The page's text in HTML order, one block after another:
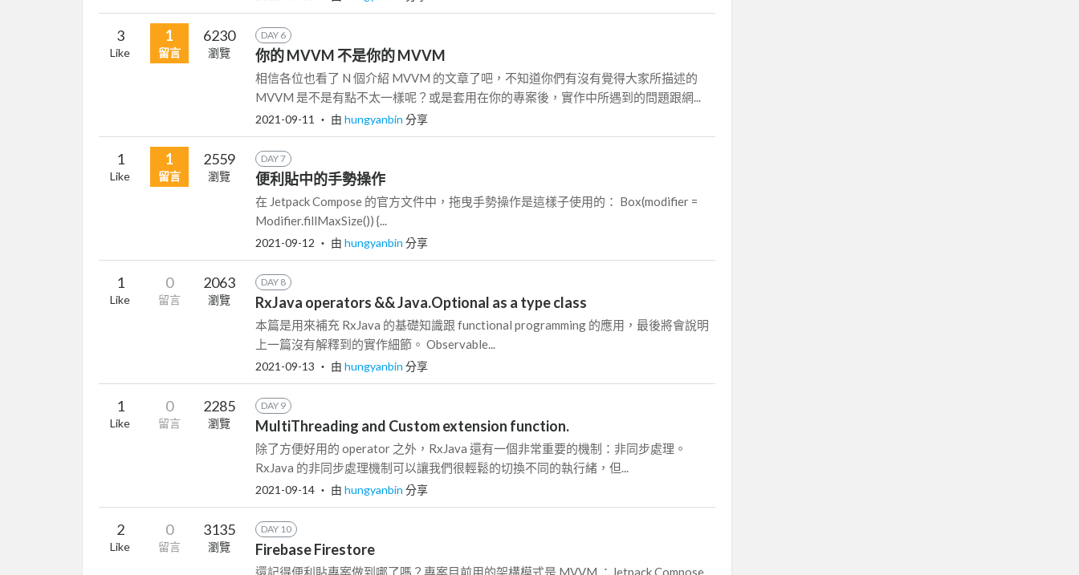
3
Like
1
留言
6230
瀏覽
DAY 6
你的 MVVM 不是你的 MVVM
相信各位也看了 N 個介紹 MVVM 的文章了吧，不知道你們有沒有覺得大家所描述的
MVVM 是不是有點不太一樣呢？或是套用在你的專案後，實作中所遇到的問題跟網...
2021-09-11 ‧ 由 hungyanbin 分享
1
Like
1
留言
2559
瀏覽
DAY 7
便利貼中的手勢操作
在 Jetpack Compose 的官方文件中，拖曳手勢操作是這樣子使用的： Box(modifier =
Modifier.fillMaxSize()) {...
2021-09-12 ‧ 由 hungyanbin 分享
1
Like
0
留言
2063
瀏覽
DAY 8
RxJava operators && Java.Optional as a type class
本篇是用來補充 RxJava 的基礎知識跟 functional programming 的應用，最後將會說明
上一篇沒有解釋到的實作細節。 Observable...
2021-09-13 ‧ 由 hungyanbin 分享
1
Like
0
留言
2285
瀏覽
DAY 9
MultiThreading and Custom extension function.
除了方便好用的 operator 之外，RxJava 還有一個非常重要的機制：非同步處理。
RxJava 的非同步處理機制可以讓我們很輕鬆的切換不同的執行緒，但...
2021-09-14 ‧ 由 hungyanbin 分享
2
Like
0
留言
3135
瀏覽
DAY 10
Firebase Firestore
還記得便利貼專案做到哪了嗎？專案目前用的架構模式是 MVVM ：Jetpack Compose